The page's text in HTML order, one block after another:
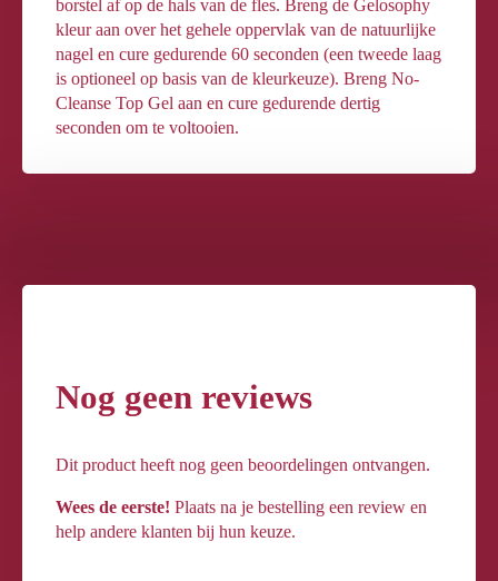
borstel af op de hals van de fles. Breng de Gelosophy
kleur aan over het gehele oppervlak van de natuurlijke
nagel en cure gedurende 60 seconden (een tweede laag
is optioneel op basis van de kleurkeuze). Breng No-
Cleanse Top Gel aan en cure gedurende dertig
seconden om te voltooien.
Nog geen reviews
Dit product heeft nog geen beoordelingen ontvangen.
Wees de eerste! Plaats na je bestelling een review en
help andere klanten bij hun keuze.